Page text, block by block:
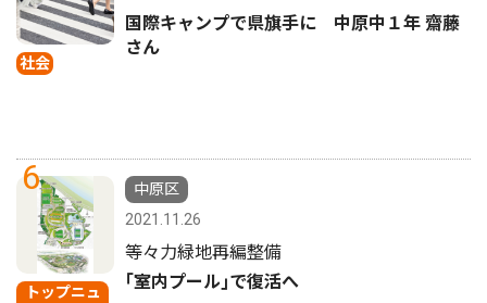
社会
国際キャンプで県旗手に 中原中１年 齋藤
さん
6
トップニュ
中原区
2021.11.26
等々力緑地再編整備
｢室内プール｣で復活へ